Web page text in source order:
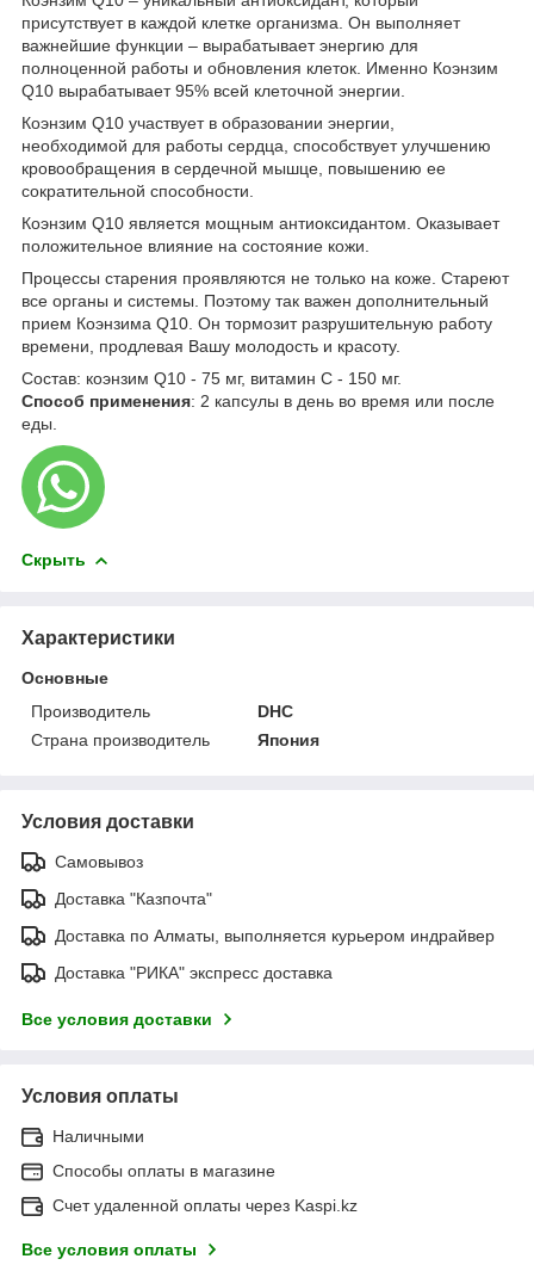
присутствует в каждой клетке организма. Он выполняет
важнейшие функции – вырабатывает энергию для
полноценной работы и обновления клеток. Именно Коэнзим
Q10 вырабатывает 95% всей клеточной энергии.
Коэнзим Q10 участвует в образовании энергии,
необходимой для работы сердца, способствует улучшению
кровообращения в сердечной мышце, повышению ее
сократительной способности.
Коэнзим Q10 является мощным антиоксидантом. Оказывает
положительное влияние на состояние кожи.
Процессы старения проявляются не только на коже. Стареют
все органы и системы. Поэтому так важен дополнительный
прием Коэнзима Q10. Он тормозит разрушительную работу
времени, продлевая Вашу молодость и красоту.
Состав: коэнзим Q10 - 75 мг, витамин C - 150 мг.
Способ применения: 2 капсулы в день во время или после
еды.
Скрыть
Характеристики
Основные
Производитель
DHC
Страна производитель
Япония
Условия доставки
Самовывоз
Доставка "Казпочта"
Доставка по Алматы, выполняется курьером индрайвер
Доставка "РИКА" экспресс доставка
Все условия доставки
Условия оплаты
Наличными
Способы оплаты в магазине
Счет удаленной оплаты через Kaspi.kz
Все условия оплаты